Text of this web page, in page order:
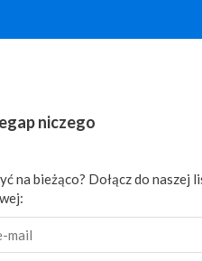
niczego
na bieżąco? Dołącz do naszej